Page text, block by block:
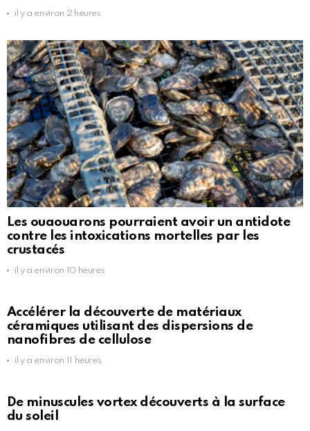
il y a environ 2 heures
Les ouaouarons pourraient avoir un antidote
contre les intoxications mortelles par les
crustacés
il y a environ 10 heures
Accélérer la découverte de matériaux
céramiques utilisant des dispersions de
nanofibres de cellulose
il y a environ 11 heures
De minuscules vortex découverts à la surface
du soleil